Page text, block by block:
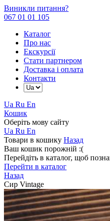
Виникли питання?
067 01 01 105
Каталог
Про нас
Екскурсії
Стати партнером
Доставка і оплата
Контакти
Ua Ru En
Кошик
Оберіть мову сайту
Ua Ru En
Товари в кошику Назад
Ваш кошик порожній :(
Перейдіть в каталог, щоб
Перейти в каталог
Назад
Сир Vintage